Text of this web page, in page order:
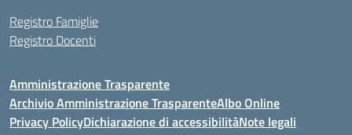
Registro Famiglie
Registro Docenti
Amministrazione Trasparente
Archivio Amministrazione TrasparenteAlbo Online
Privacy PolicyDichiarazione di accessibilitàNote legali